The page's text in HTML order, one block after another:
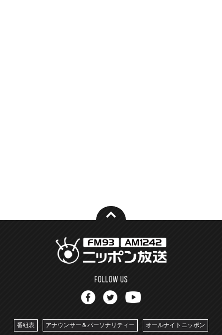
番組表 アナウンサー＆パーソナリティー オールナイトニッポン